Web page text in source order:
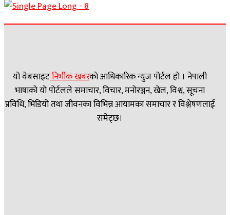
यो वेबसाइटनिर्भीक खबरकाे आधिकारिक न्युज पोर्टल हो । नेपाली
भाषाको यो पोर्टलले समाचार, विचार, मनोरञ्जन, खेल, विश्व, सूचना
प्रविधि, भिडियो तथा जीवनका विभिन्न आयामका समाचार र विश्लेषणलाई
समेट्छ।